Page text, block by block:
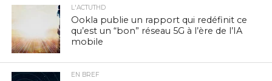
L'ACTUTHD
Ookla publie un rapport qui redéfinit ce
qu’est un “bon” réseau 5G à l’ère de l’IA
mobile
EN BREF